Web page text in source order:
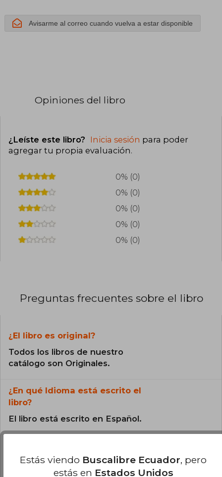
Avisarme al correo cuando vuelva a estar disponible
Opiniones del libro
¿Leíste este libro? Inicia sesión para poder
agregar tu propia evaluación.
0% (0)
0% (0)
0% (0)
0% (0)
0% (0)
Preguntas frecuentes sobre el libro
¿El libro es original?
Todos los libros de nuestro
catálogo son Originales.
¿En qué Idioma está escrito el
libro?
El libro está escrito en Español.
La encuadernación de esta edición es Tapa
Estás viendo Buscalibre Ecuador, pero
estás en Estados Unidos